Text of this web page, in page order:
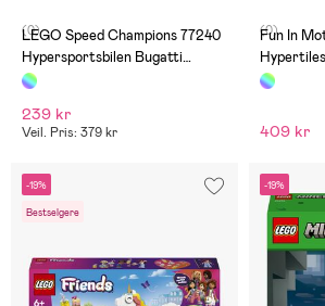
(0)
LEGO Speed Champions 77240
Hypersportsbilen Bugatti
Centodieci
239 kr
Veil. Pris: 379 kr
(0)
Fun In
Hypertiles
409 kr
-19%
Bestselgere
-19%